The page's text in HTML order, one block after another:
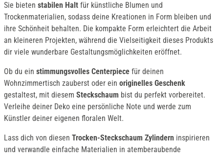
Sie bieten stabilen Halt für künstliche Blumen und
Trockenmaterialien, sodass deine Kreationen in Form bleiben und
ihre Schönheit behalten. Die kompakte Form erleichtert die Arbeit
an kleineren Projekten, während die Vielseitigkeit dieses Produkts
dir viele wunderbare Gestaltungsmöglichkeiten eröffnet.
Ob du ein stimmungsvolles Centerpiece für deinen
Wohnzimmertisch zauberst oder ein originelles Geschenk
gestaltest, mit diesem Steckschaum bist du perfekt vorbereitet.
Verleihe deiner Deko eine persönliche Note und werde zum
Künstler deiner eigenen floralen Welt.
Lass dich von diesen Trocken-Steckschaum Zylindern inspirieren
und verwandle einfache Materialien in atemberaubende